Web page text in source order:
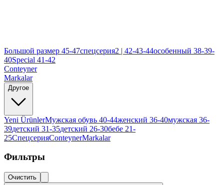
Большой размер 45-47спецсерия2 | 42-43-44особенный 38-39-
40Special 41-42
Conteyner
Markalar
Другое
Yeni ÜrünlerМужская обувь 40-44женский 36-40мужская 36-
39детский 31-35детский 26-30бебе 21-
25СпецсерияConteynerMarkalar
Фильтры
Очистить